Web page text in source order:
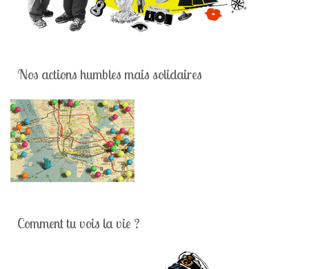
Nos actions humbles mais solidaires
Comment tu vois la vie ?